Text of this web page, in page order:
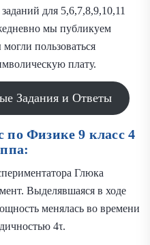
для 5,6,7,8,9,10,11
мы публикуем
пользоваться
плату.
Задания и Ответы
Физике 9 класс 4
Глюка
Выделявшаяся в ходе
менялась во времени
4τ.